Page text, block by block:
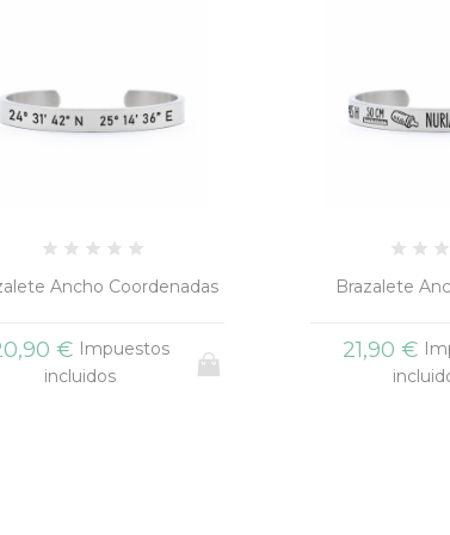
Ancho Coordenadas
€ Impuestos
incluidos
Brazalete
21,90 €